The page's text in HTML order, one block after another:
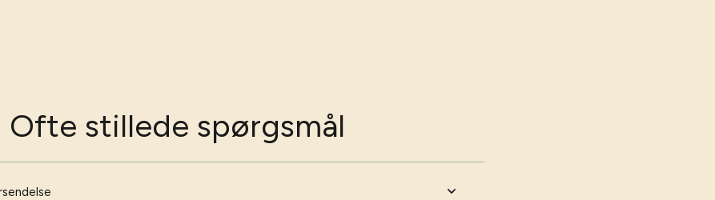
Ofte stillede spørgsmål